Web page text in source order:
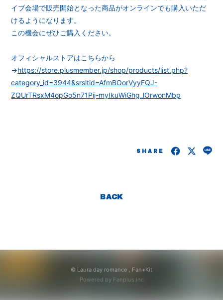
Q&A
CONTACT
イブ会場で販売開始となった商品がオンラインでも購入いただ
けるようになります。
この機会にぜひご購入ください。
オフィシャルストアはこちらから
→https://store.plusmember.jp/shop/products/list.php?
category_id=3944&srsltid=AfmBOorVyyFQJ-
ZQUrTRsxM4opGo5n71Pij-myIkuWiGhg_lOrwonMbp
SHARE
BACK
© Laura day romance , Fan+Kit
Powered by Fanplus.inc